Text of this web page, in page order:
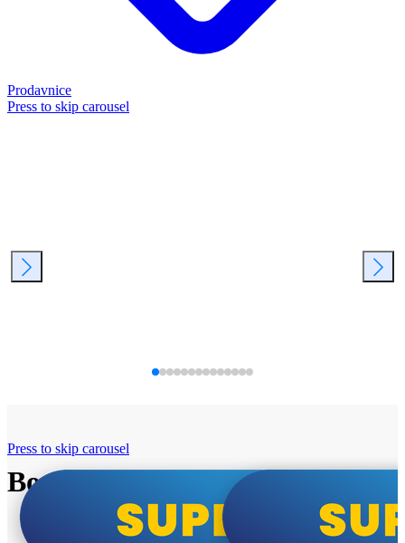
Prodavnice
Press to skip carousel
Bosch super cene
Press to skip carousel